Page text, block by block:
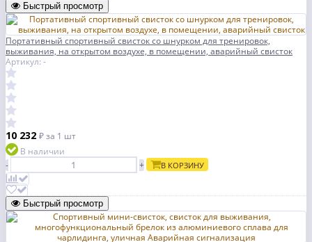
Быстрый просмотр
Портативный спортивный свисток со шнурком для тренировок,
выживания, на открытом воздухе, в помещении, аварийный свисток
Артикул: -
10 232 ₽за 1 шт
В наличии
-
+ В КОРЗИНУ
Быстрый просмотр